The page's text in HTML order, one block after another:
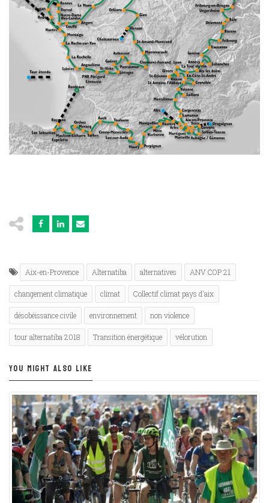
Aix-en-Provence Alternatiba alternatives ANV COP 21
changement climatique climat Collectif climat pays d'aix
désobéissance civile environnement non violence
tour alternatiba 2018 Transition énergétique vélorution
YOU MIGHT ALSO LIKE